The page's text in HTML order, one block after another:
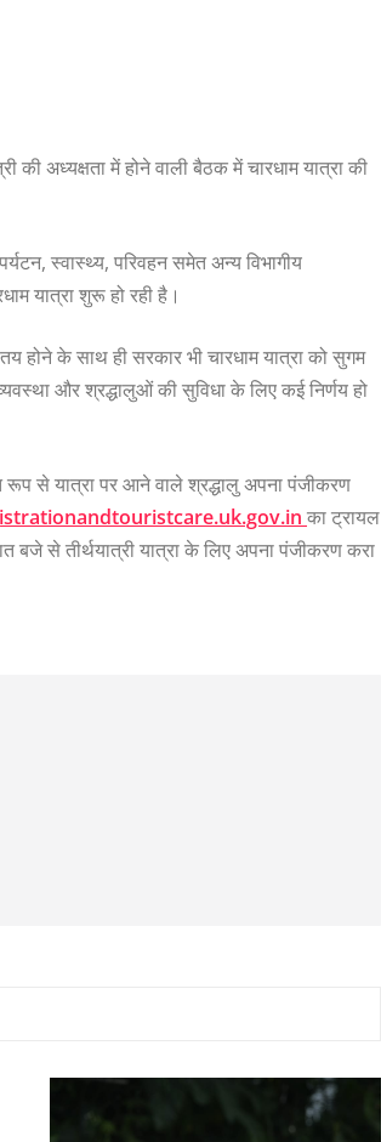
अध्यक्षता में होने वाली बैठक में चारधाम यात्रा की
स्वास्थ्य, परिवहन समेत अन्य विभागीय
यात्रा शुरू हो रही है।
के साथ ही सरकार भी चारधाम यात्रा को सुगम
और श्रद्धालुओं की सुविधा के लिए कई निर्णय हो
रूप से यात्रा पर आने वाले श्रद्धालु अपना पंजीकरण
का ट्रायल
से तीर्थयात्री यात्रा के लिए अपना पंजीकरण करा